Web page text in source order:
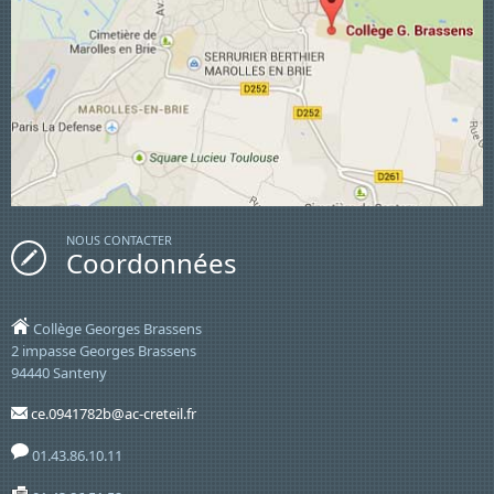
NOUS CONTACTER
Coordonnées
Collège Georges Brassens
2 impasse Georges Brassens
94440 Santeny
ce.0941782b@ac-creteil.fr
01.43.86.10.11